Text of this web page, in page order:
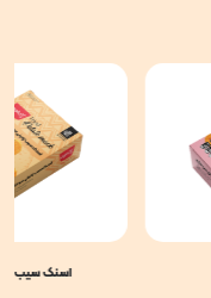
اسنک سیب